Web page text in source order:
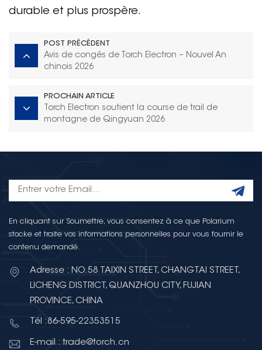
durable et plus prospère.
POST PRÉCÉDENT
Avis de congés de Torch Electron – Nouvel An
chinois 2026
PROCHAIN ARTICLE
Torch Electron soutient la course de trail de
montagne de Qingyuan 2026
En cliquant sur Soumettre, vous consentez à ce que Polarium
stocke et traite vos informations personnelles pour vous fournir le
contenu demandé.
Adresse : NO.58 TAIXIN STREET, CHANGTAI STREET,
LICHENG DISTRICT, QUANZHOU CITY, FUJIAN
PROVINCE, CHINA
Tél :86-595-22353515
E-mail : trade@torch.cn